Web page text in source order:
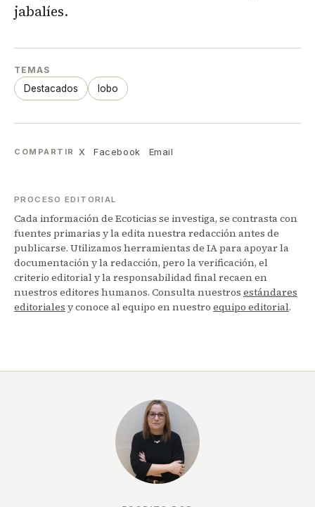
jabalíes.
TEMAS
Destacados lobo
COMPARTIR X Facebook Email
PROCESO EDITORIAL
Cada información de Ecoticias se investiga, se contrasta con
fuentes primarias y la edita nuestra redacción antes de
publicarse. Utilizamos herramientas de IA para apoyar la
documentación y la redacción, pero la verificación, el
criterio editorial y la responsabilidad final recaen en
nuestros editores humanos. Consulta nuestros estándares
editoriales y conoce al equipo en nuestro equipo editorial.